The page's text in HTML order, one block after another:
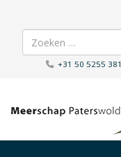
Zoeken
+31 50 5255 381